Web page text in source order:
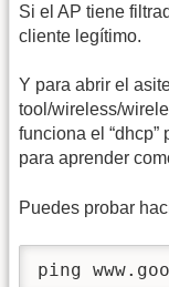
Si el AP tiene
cliente legítimo.
Y para abrir el
tool/wireless/
funciona el
para aprender
Puedes probar
ping